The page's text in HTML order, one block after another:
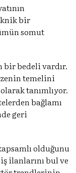
bir
somut
bir bedeli vardır.
temelini
tanımlıyor.
bağlamı
geri
olduğunu
ilanlarını bul ve